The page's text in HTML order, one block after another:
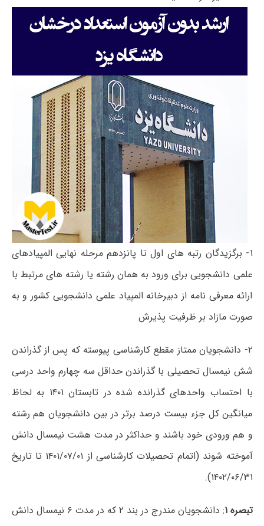
۱- برگزیدگان رتبه های اول تا پانزدهم مرحله نهایی المپیادهای
علمی دانشجویی برای ورود به همان رشته یا رشته های مرتبط با
ارائه معرفی نامه از دبیرخانه المپیاد علمی دانشجویی کشور و به
صورت مازاد بر ظرفیت پذیرش
۲- دانشجویان ممتاز مقطع کارشناسی پیوسته که پس از گذراندن
شش نیمسال تحصیلی با گذراندن حداقل سه چهارم واحد درسی
با احتساب واحدهای گذرانده شده در تابستان ۱۴۰۱ به لحاظ
میانگین کل جزء بیست درصد برتر در بین دانشجویان هم رشته
و هم ورودی خود باشند و حداکثر در مدت هشت نیمسال دانش
آموخته شوند (اتمام تحصیلات کارشناسی از ۱۴۰۱/۰۷/۰۱ تا تاریخ
۱۴۰۲/۰۶/۳۱).
تبصره ۱
: دانشجویان مندرج در بند ۲ که در مدت ۶ نیمسال دانش